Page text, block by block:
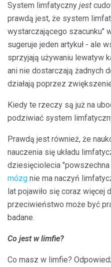
System limfatyczny jest
prawdą jest, że system
wystarczającego szacunku"
sugeruje jeden artykuł - ale
sprzyjają używaniu lewatyw
ani nie dostarczają żadnych
działają poprzez
Kiedy te rzeczy są już na
podziwiać system
Prawdą jest również, że
nauczenia się układu
dziesięciolecia
mózg nie ma naczyń
lat pojawiło się coraz więcej
przeciwieństwo może być
badane.
Co jest w limfie?
Co masz w limfie?